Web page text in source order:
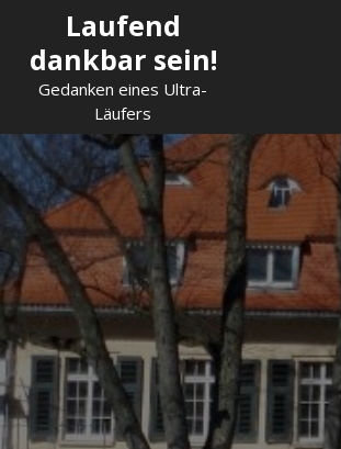
content
Laufend
dankbar sein!
Gedanken eines Ultra-
Läufers